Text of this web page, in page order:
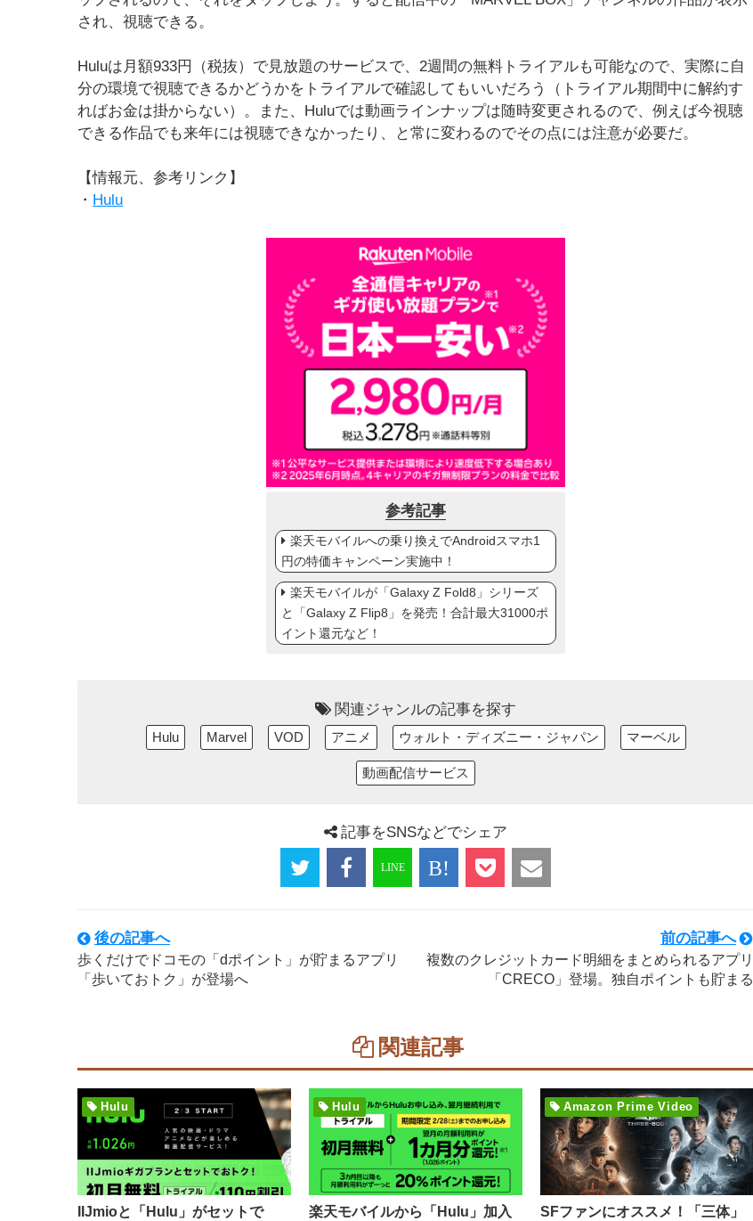
され、視聴できる。
Huluは月額933円（税抜）で見放題のサービスで、2週間の無料トライアルも可能なので、実際に自
分の環境で視聴できるかどうかをトライアルで確認してもいいだろう（トライアル期間中に解約す
ればお金は掛からない）。また、Huluでは動画ラインナップは随時変更されるので、例えば今視聴
できる作品でも来年には視聴できなかったり、と常に変わるのでその点には注意が必要だ。
【情報元、参考リンク】
・ Hulu
参考記事
楽天モバイルへの乗り換えでAndroidスマホ1
円の特価キャンペーン実施中！
楽天モバイルが「Galaxy Z Fold8」シリーズ
と「Galaxy Z Flip8」を発売！合計最大31000ポ
イント還元など！
関連ジャンルの記事を探す
Hulu Marvel VOD アニメ ウォルト・ディズニー・ジャパン マーベル
動画配信サービス
記事をSNSなどでシェア
後の記事へ
歩くだけでドコモの「dポイント」が貯まるアプリ
「歩いておトク」が登場へ
前の記事へ
複数のクレジットカード明細をまとめられるアプリ
「CRECO」登場。独自ポイントも貯まる
関連記事
Hulu
IIJmioと「Hulu」がセットで
Hulu
楽天モバイルから「Hulu」加入
Amazon Prime Video
SFファンにオススメ！「三体」